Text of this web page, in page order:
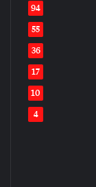
94
55
36
17
10
4